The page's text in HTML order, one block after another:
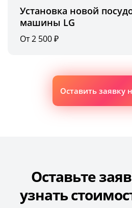
Установка новой
машины LG
От 2 500 ₽
Оставить заявку
Оставьте
узнать